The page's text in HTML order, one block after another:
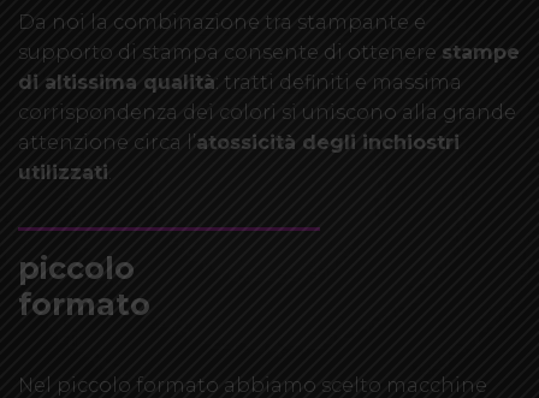
Da noi la combinazione tra stampante e
supporto di stampa consente di ottenere stampe
di altissima qualità: tratti definiti e massima
corrispondenza dei colori si uniscono alla grande
attenzione circa l’atossicità degli inchiostri
utilizzati
piccolo
formato
Nel piccolo formato abbiamo scelto macchine